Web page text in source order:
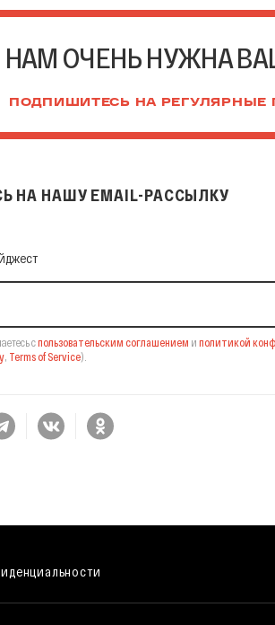
НАМ ОЧЕНЬ НУЖНА
ПОДПИШИТЕСЬ НА РЕГУЛЯРНЫЕ
НА НАШУ EMAIL-РАССЫЛКУ
Email-рассылку
спользовательским соглашением и политикой
, Terms of Service).